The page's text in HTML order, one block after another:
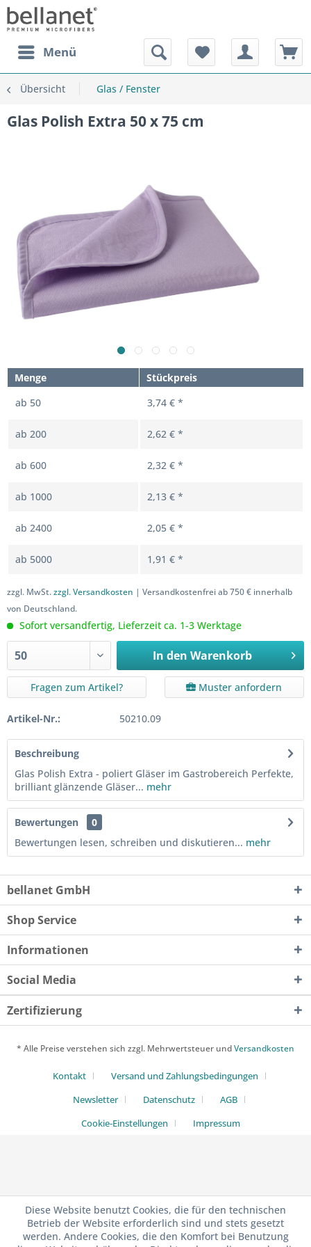
Menü
Übersicht Glas / Fenster
Glas Polish Extra 50 x 75 cm
Menge
Stückpreis
ab 50 3,74 € *
ab 200 2,62 € *
ab 600 2,32 € *
ab 1000 2,13 € *
ab 2400 2,05 € *
ab 5000 1,91 € *
zzgl. MwSt.zzgl. Versandkosten | Versandkostenfrei ab 750 € innerhalb
von Deutschland.
Sofort versandfertig, Lieferzeit ca. 1-3 Werktage
In den Warenkorb
Fragen zum Artikel? Muster anfordern
Artikel-Nr.: 50210.09
Beschreibung
Glas Polish Extra - poliert Gläser im Gastrobereich Perfekte,
brilliant glänzende Gläser... mehr
Bewertungen
0
Bewertungen lesen, schreiben und diskutieren... mehr
bellanet GmbH
Shop Service
Informationen
Social Media
Zertifizierung
* Alle Preise verstehen sich zzgl. Mehrwertsteuer undVersandkosten
Kontakt
Versand und Zahlungsbedingungen
Newsletter
Datenschutz
AGB
Cookie-Einstellungen
Impressum
Diese Website benutzt Cookies, die für den technischen
Betrieb der Website erforderlich sind und stets gesetzt
werden. Andere Cookies, die den Komfort bei Benutzung